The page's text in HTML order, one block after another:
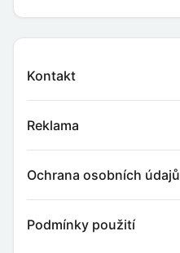
Kontakt
Reklama
Ochrana osobních údajů
Podmínky použití